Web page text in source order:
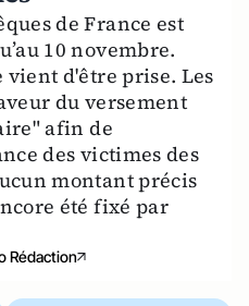
de France est
10 novembre.
d'être prise. Les
du versement
afin de
des victimes des
montant précis
été fixé par
Rédaction